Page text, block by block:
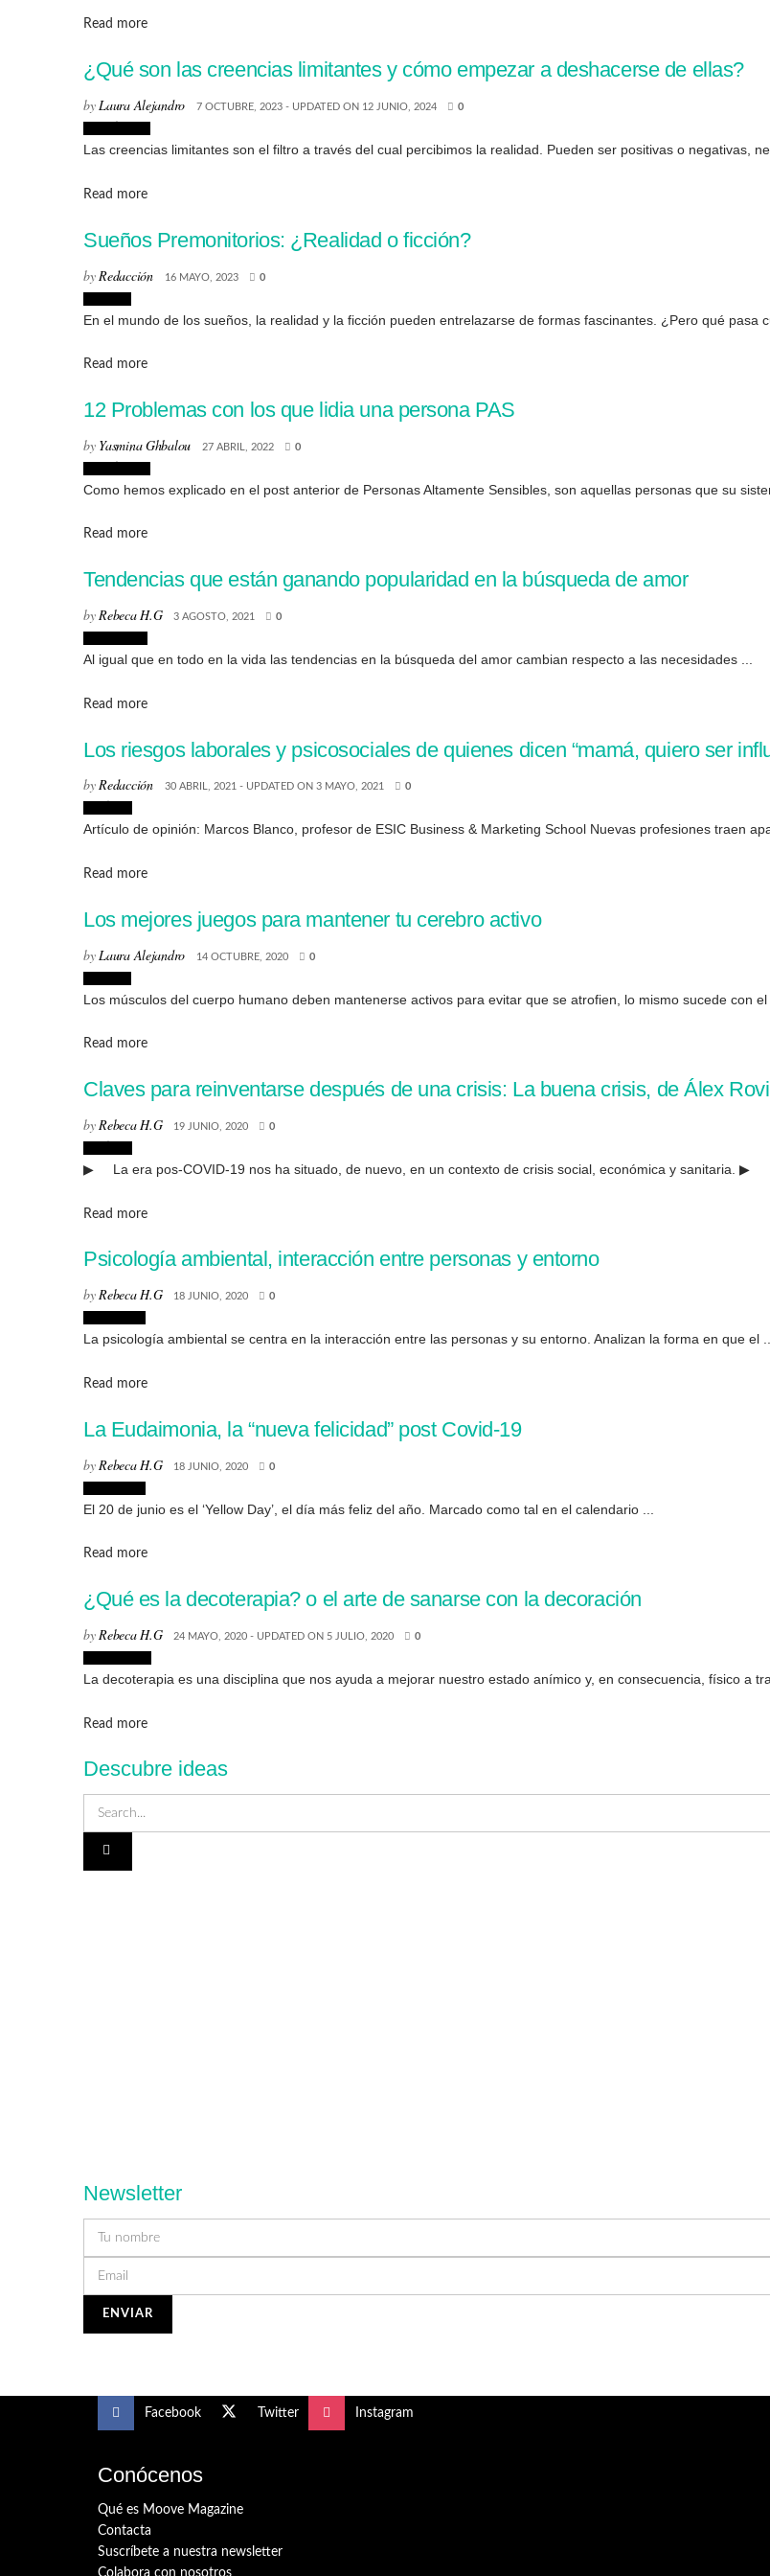
Read moreDetails
¿Qué son las creencias limitantes y cómo empezar a deshacerse de ellas?
byLaura Alejandro 7 OCTUBRE, 2023 - UPDATED ON 12 JUNIO, 2024 0
Las creencias limitantes son el filtro a través del cual percibimos la realidad. Pueden ser positivas o negativas,
Read moreDetails
Sueños Premonitorios: ¿Realidad o ficción?
by Redacción 16 MAYO, 2023 0
En el mundo de los sueños, la realidad y la ficción pueden entrelazarse de formas fascinantes. ¿Pero qué pasa
Read moreDetails
12 Problemas con los que lidia una persona PAS
by Yasmina Ghbalou 27 ABRIL, 2022 0
Como hemos explicado en el post anterior de Personas Altamente Sensibles, son aquellas personas que su
Read moreDetails
Tendencias que están ganando popularidad en la búsqueda de amor
byRebeca H.G 3 AGOSTO, 2021 0
Al igual que en todo en la vida las tendencias en la búsqueda del amor cambian respecto a las necesidades ...
Read moreDetails
Los riesgos laborales y psicosociales de quienes dicen “mamá, quiero ser
byRedacción 30 ABRIL, 2021 - UPDATED ON 3 MAYO, 2021 0
Artículo de opinión: Marcos Blanco, profesor de ESIC Business & Marketing School Nuevas profesiones traen
Read moreDetails
Los mejores juegos para mantener tu cerebro activo
by Laura Alejandro 14 OCTUBRE, 2020 0
Los músculos del cuerpo humano deben mantenerse activos para evitar que se atrofien, lo mismo sucede con el
Read moreDetails
Claves para reinventarse después de una crisis: La buena crisis, de Álex
byRebeca H.G 19 JUNIO, 2020 0
▶ La era pos-COVID-19 nos ha situado, de nuevo, en un contexto de crisis social, económica y sanitaria. ▶
Read moreDetails
Psicología ambiental, interacción entre personas y entorno
byRebeca H.G 18 JUNIO, 2020 0
La psicología ambiental se centra en la interacción entre las personas y su entorno. Analizan la forma en que el
Read moreDetails
La Eudaimonia, la “nueva felicidad” post Covid-19
by Rebeca H.G 18 JUNIO, 2020 0
El 20 de junio es el ‘Yellow Day’, el día más feliz del año. Marcado como tal en el calendario ...
Read moreDetails
¿Qué es la decoterapia? o el arte de sanarse con la decoración
byRebeca H.G 24 MAYO, 2020 - UPDATED ON 5 JULIO, 2020 0
La decoterapia es una disciplina que nos ayuda a mejorar nuestro estado anímico y, en consecuencia, físico a
Read moreDetails
Descubre ideas
Newsletter
Facebook Twitter Instagram
Conócenos
Qué es Moove Magazine
Contacta
Suscríbete a nuestra newsletter